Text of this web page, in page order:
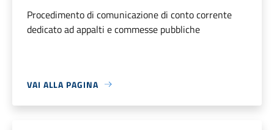
Procedimento di comunicazione di conto corrente
dedicato ad appalti e commesse pubbliche
VAI ALLA PAGINA